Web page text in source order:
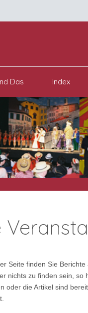
Das Index
Seite finden Sie
nichts zu finden sein, so
oder die Artikel sind